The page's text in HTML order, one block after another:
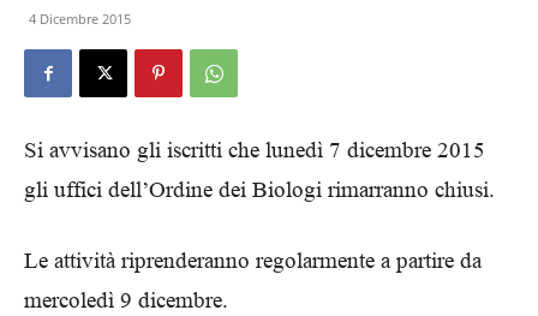
4 Dicembre 2015
Si avvisano gli iscritti che lunedì 7 dicembre 2015
gli uffici dell’Ordine dei Biologi rimarranno chiusi.
Le attività riprenderanno regolarmente a partire da
mercoledì 9 dicembre.